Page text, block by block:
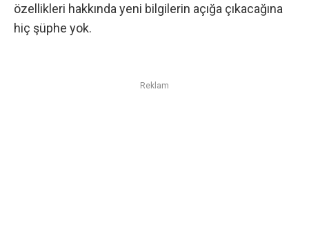
özellikleri hakkında yeni bilgilerin açığa çıkacağına
hiç şüphe yok.
Reklam